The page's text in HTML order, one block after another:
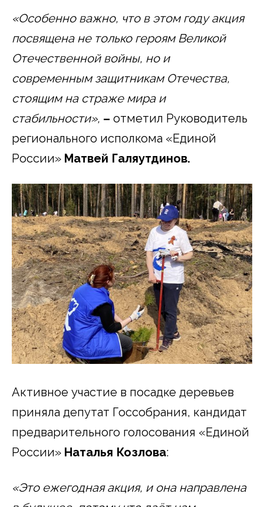
«Особенно важно, что в этом году акция
посвящена не только героям Великой
Отечественной войны, но и
современным защитникам Отечества,
стоящим на страже мира и
стабильности», – отметил Руководитель
регионального исполкома «Единой
России» Матвей Галяутдинов.
Активное участие в посадке деревьев
приняла депутат Госсобрания, кандидат
предварительного голосования «Единой
России» Наталья Козлова:
«Это ежегодная акция, и она направлена